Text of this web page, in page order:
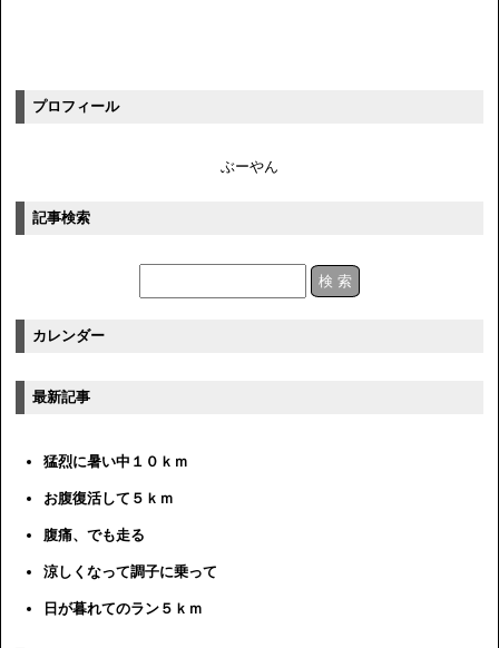
プロフィール
ぶーやん
記事検索
カレンダー
最新記事
猛烈に暑い中１０ｋｍ
お腹復活して５ｋｍ
腹痛、でも走る
涼しくなって調子に乗って
日が暮れてのラン５ｋｍ